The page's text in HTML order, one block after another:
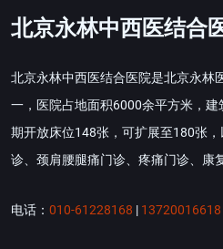
北京永林中西医结合
北京永林中西医结合医院是北京永林
一，医院占地面积6000余平方米，
期开放床位148张，可扩展至180张
诊、颈肩腰腿痛门诊、疼痛门诊、康
电话： 010-61228168 | 13720016618